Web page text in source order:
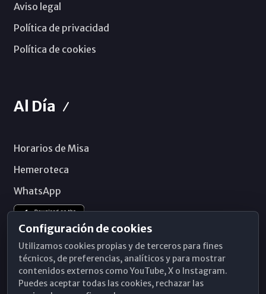
Aviso legal
Política de privacidad
Política de cookies
Al Día
Horarios de Misa
Hemeroteca
WhatsApp
Configuración de cookies
Utilizamos cookies propias y de terceros para fines
técnicos, de preferencias, analíticos y para mostrar
contenidos externos como YouTube, X o Instagram.
Puedes aceptar todas las cookies, rechazar las